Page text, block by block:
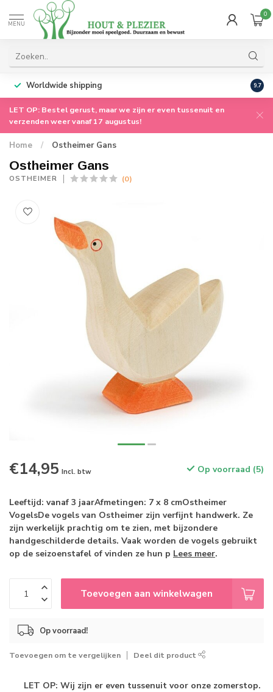
MENU
0
Worldwide shipping 9.7
LET OP: Bestel gerust, maar we zijn er even tussenuit en
verzenden weer vanaf 17 augustus!
Home / Ostheimer Gans
Ostheimer Gans
OSTHEIMER (0)
€14,95 Incl. btw Op voorraad (5)
Leeftijd: vanaf 3 jaarAfmetingen: 7 x 8 cmOstheimer
VogelsDe vogels van Ostheimer zijn verfijnt handwerk. Ze
zijn werkelijk prachtig om te zien, met bijzondere
handgeschilderde details. Vaak worden de vogels gebruikt
op de seizoenstafel of vinden ze hun p Lees meer.
Toevoegen aan winkelwagen
Op voorraad!
Toevoegen om te vergelijken Deel dit product
LET OP: Wij zijn er even tussenuit voor onze zomerstop.